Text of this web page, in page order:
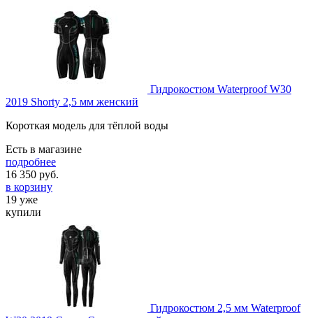
Гидрокостюм Waterproof W30
2019 Shorty 2,5 мм женский
Короткая модель для тёплой воды
Есть в магазине
подробнее
16 350 руб.
в корзину
19 уже
купили
Гидрокостюм 2,5 мм Waterproof